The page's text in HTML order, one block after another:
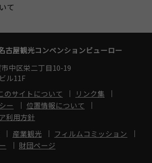
て
古屋観光コンベンションビューロー
中区栄二丁目10-19
ル11F
のサイトについて
リンク集
ー
位置情報について
利用方針
産業観光
フィルムコミッション
財団ページ